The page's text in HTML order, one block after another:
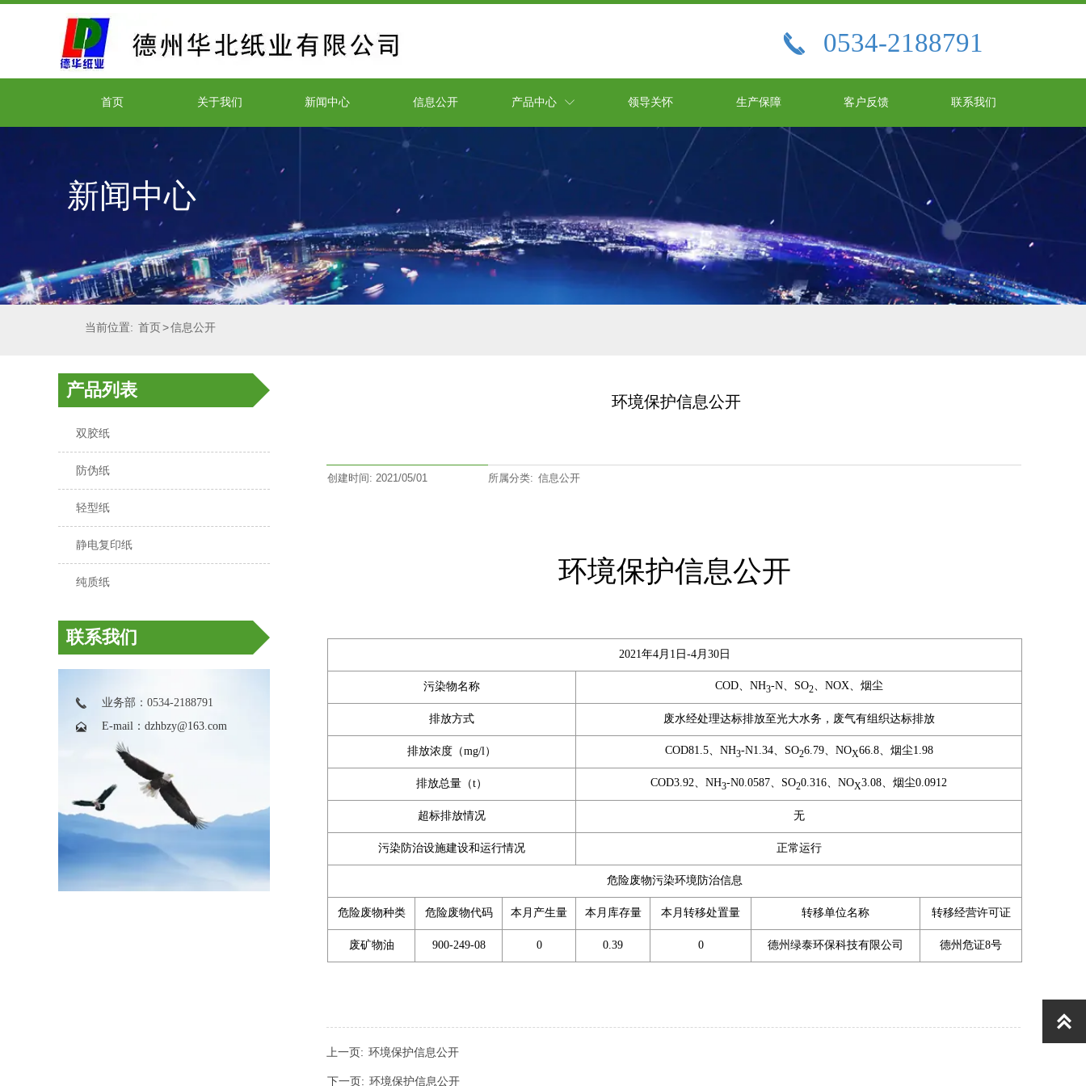
 0534-2188791
首页 关于我们 新闻中心 信息公开 产品中心  领导关怀 生产保障 客户反馈 联系我们
当前位置: 首页>信息公开
环境保护信息公开
创建时间: 2021/05/01 所属分类: 信息公开
环境保护信息公开
2021年4月1日-4月30日
污染物名称 COD、NH3-N、SO2、NOX、烟尘
排放方式 废水经处理达标排放至光大水务，废气有组织达标排放
排放浓度（mg/l） COD81.5、NH3-N1.34、SO26.79、NOX66.8、烟尘1.98
排放总量（t） COD3.92、NH3-N0.0587、SO20.316、NOX3.08、烟尘0.0912
超标排放情况 无
污染防治设施建设和运行情况 正常运行
危险废物污染环境防治信息
危险废物种类 危险废物代码 本月产生量 本月库存量 本月转移处置量 转移单位名称 转移经营许可证
废矿物油 900-249-08 0 0.39 0 德州绿泰环保科技有限公司 德州危证8号
上一页: 环境保护信息公开
下一页: 环境保护信息公开
新闻中心
产品列表
联系我们
 业务部：0534-2188791
 E-mail：dzhbzy@163.com
双胶纸
防伪纸
轻型纸
静电复印纸
纯质纸
